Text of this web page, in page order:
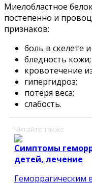
Миелобластное
постепенно и
признаков:
боль в скелете
бледность кожи;
кровотечение
гипергидроз;
потеря веса;
слабость.
Читайте также
Симптомы
детей, лечение
Геморрагическим